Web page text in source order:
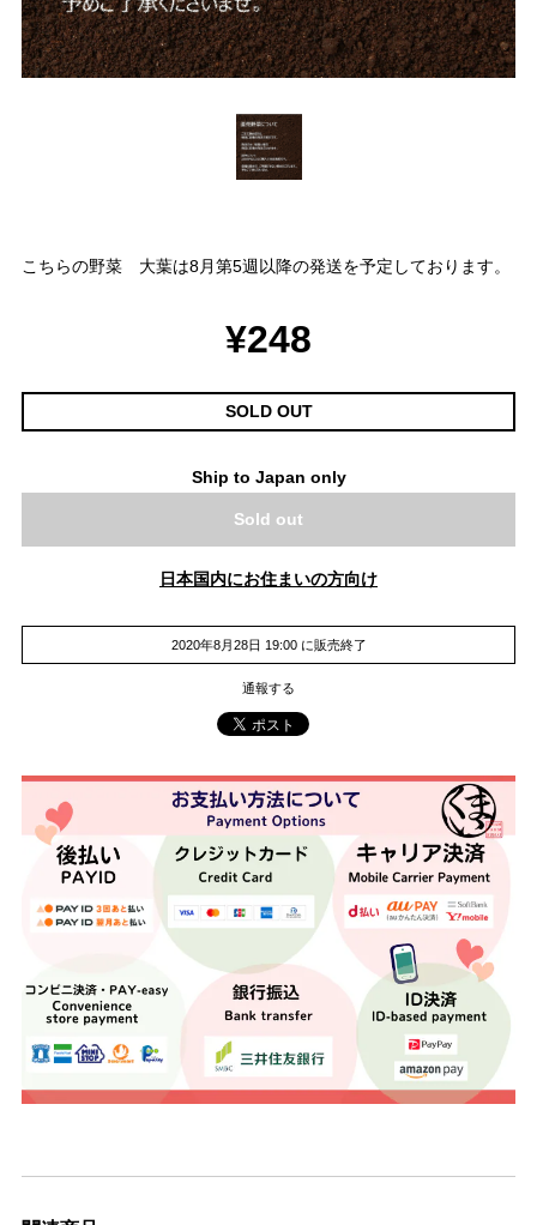
こちらの野菜 大葉は8月第5週以降の発送を予定しております。
¥248
SOLD OUT
Ship to Japan only
Sold out
日本国内にお住まいの方向け
2020年8月28日 19:00 に販売終了
通報する